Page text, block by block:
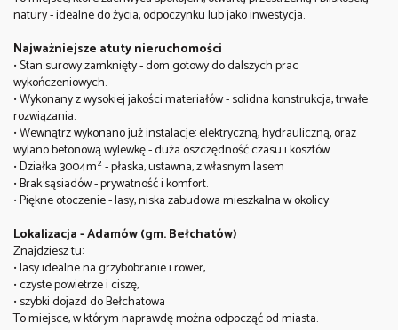
natury - idealne do życia, odpoczynku lub jako inwestycja.
Najważniejsze atuty nieruchomości
• Stan surowy zamknięty - dom gotowy do dalszych prac
wykończeniowych.
• Wykonany z wysokiej jakości materiałów - solidna konstrukcja, trwałe
rozwiązania.
• Wewnątrz wykonano już instalacje: elektryczną, hydrauliczną, oraz
wylano betonową wylewkę - duża oszczędność czasu i kosztów.
• Działka 3004m² - płaska, ustawna, z własnym lasem
• Brak sąsiadów - prywatność i komfort.
• Piękne otoczenie - lasy, niska zabudowa mieszkalna w okolicy
Lokalizacja - Adamów (gm. Bełchatów)
Znajdziesz tu:
• lasy idealne na grzybobranie i rower,
• czyste powietrze i ciszę,
• szybki dojazd do Bełchatowa
To miejsce, w którym naprawdę można odpocząć od miasta.